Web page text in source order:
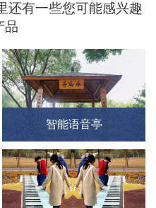
还有一些您可能感兴趣
品
智能语音亭